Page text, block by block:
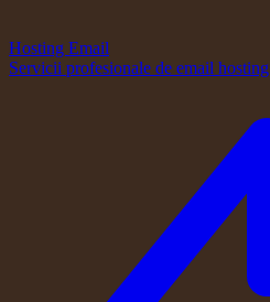
Hosting Email
Servicii profesionale de email hosting